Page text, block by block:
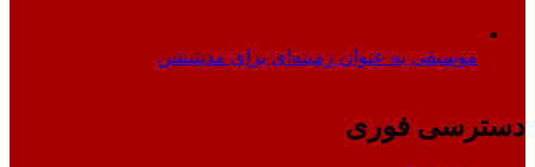
موسیقی به عنوان زمینه‌ای برای مدیتیشن
دسترسی فوری